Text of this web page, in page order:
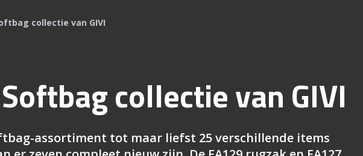
collectie van GIVI
collectie van GIVI
assortiment tot maar liefst 25 verschillende items